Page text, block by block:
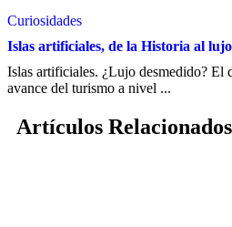
Curiosidades
Islas artificiales, de la Historia al
Islas artificiales. ¿Lujo desmedido? El
avance del turismo a nivel ...
Artículos Relacionados